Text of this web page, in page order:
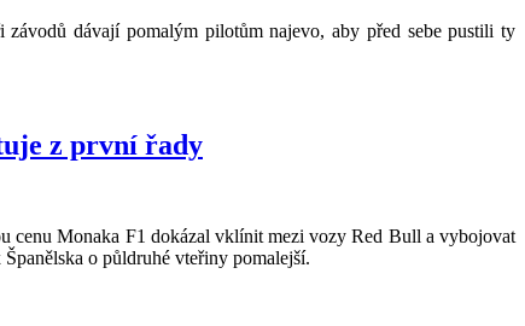
dávají pomalým pilotům najevo, aby před sebe pustili ty
z první řady
cenu Monaka F1 dokázal vklínit mezi vozy Red Bull a vybojovat
o půldruhé vteřiny pomalejší.